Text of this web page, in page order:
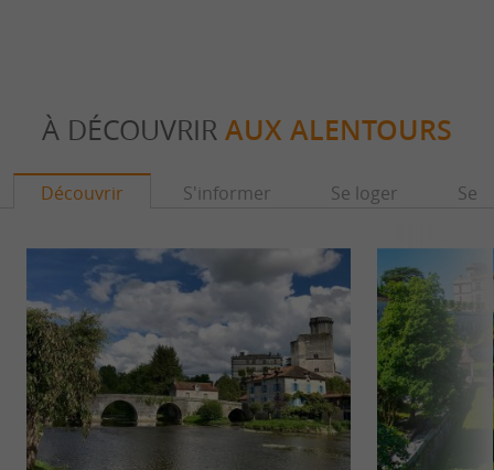
À DÉCOUVRIR AUX ALENTOURS
Découvrir S'informer Se loger Se